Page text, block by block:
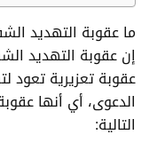
ما عقوبة التهديد
إن عقوبة التهديد
عقوبة تعزيرية تعود
الدعوى، أي أنها
التالية: